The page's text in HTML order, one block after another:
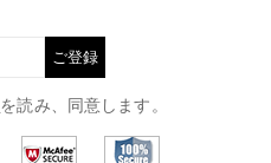
ご登録
を読み、同意します。